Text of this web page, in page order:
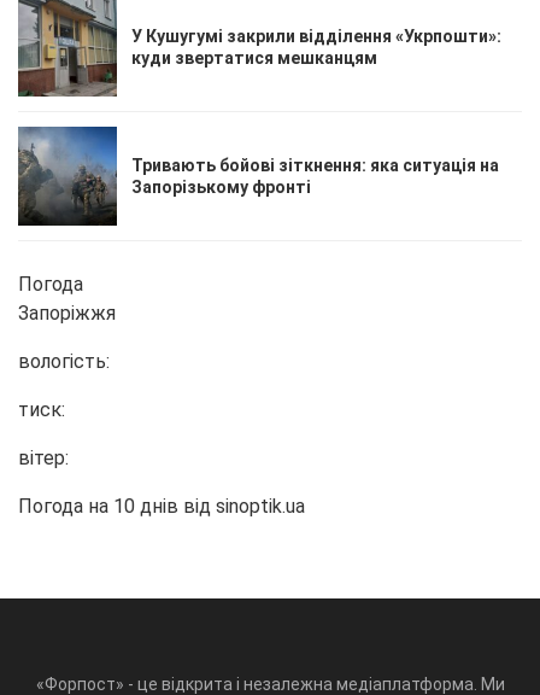
У Кушугумі закрили відділення «Укрпошти»:
куди звертатися мешканцям
Тривають бойові зіткнення: яка ситуація на
Запорізькому фронті
Погода
Запоріжжя
вологість:
тиск:
вітер:
Погода на 10 днів від sinoptik.ua
«Форпост» - це відкрита і незалежна медіаплатформа. Ми